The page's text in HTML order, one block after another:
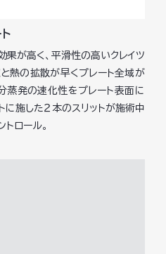
が高く、平滑性の高いクレイツ
熱の拡散が早くプレート全域が
蒸発の速化性をプレート表面に
に施した２本のスリットが施術中
ロール。